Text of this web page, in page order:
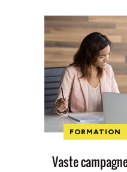
FORMATION
Vaste